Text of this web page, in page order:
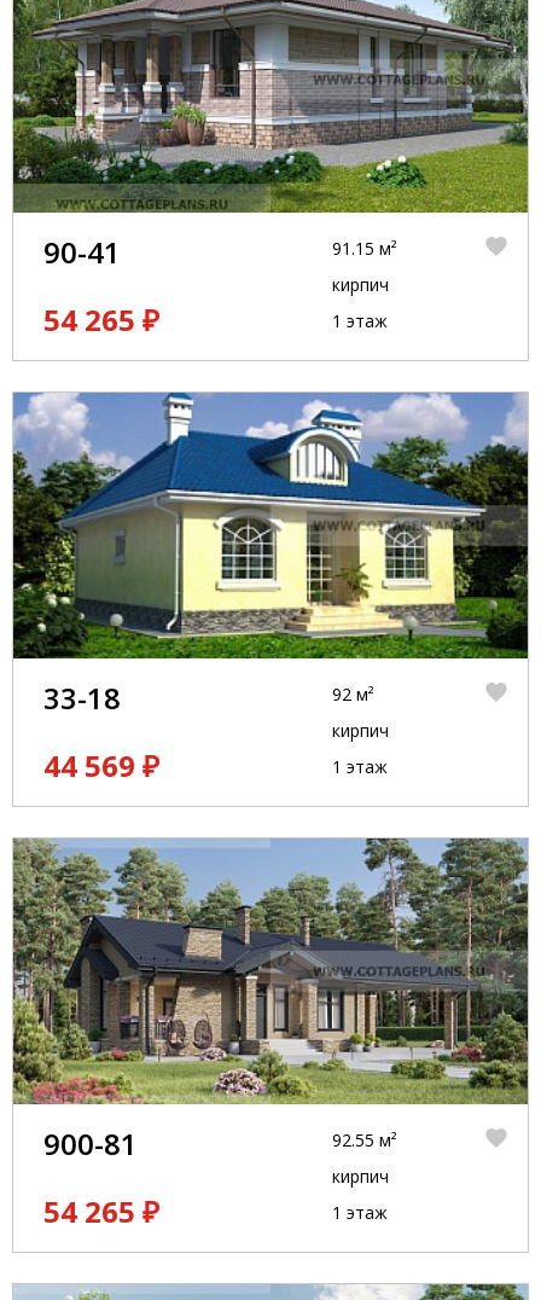
90-41
54 265 ₽
91.15 м²
кирпич
1 этаж
33-18
44 569 ₽
92 м²
кирпич
1 этаж
900-81
54 265 ₽
92.55 м²
кирпич
1 этаж